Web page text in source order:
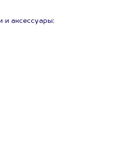
и аксессуары: